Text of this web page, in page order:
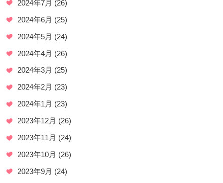
2024年7月 (26)
2024年6月 (25)
2024年5月 (24)
2024年4月 (26)
2024年3月 (25)
2024年2月 (23)
2024年1月 (23)
2023年12月 (26)
2023年11月 (24)
2023年10月 (26)
2023年9月 (24)